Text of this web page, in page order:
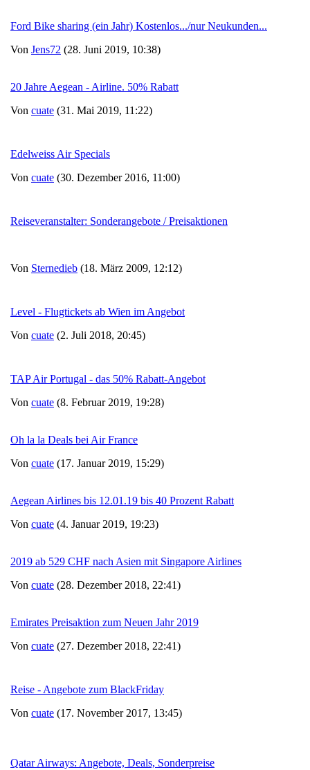
Ford Bike sharing (ein Jahr) Kostenlos.../nur Neukunden...
Von Jens72 (28. Juni 2019, 10:38)
20 Jahre Aegean - Airline. 50% Rabatt
Von cuate (31. Mai 2019, 11:22)
Edelweiss Air Specials
Von cuate (30. Dezember 2016, 11:00)
Reiseveranstalter: Sonderangebote / Preisaktionen
Von Sternedieb (18. März 2009, 12:12)
Level - Flugtickets ab Wien im Angebot
Von cuate (2. Juli 2018, 20:45)
TAP Air Portugal - das 50% Rabatt-Angebot
Von cuate (8. Februar 2019, 19:28)
Oh la la Deals bei Air France
Von cuate (17. Januar 2019, 15:29)
Aegean Airlines bis 12.01.19 bis 40 Prozent Rabatt
Von cuate (4. Januar 2019, 19:23)
2019 ab 529 CHF nach Asien mit Singapore Airlines
Von cuate (28. Dezember 2018, 22:41)
Emirates Preisaktion zum Neuen Jahr 2019
Von cuate (27. Dezember 2018, 22:41)
Reise - Angebote zum BlackFriday
Von cuate (17. November 2017, 13:45)
Qatar Airways: Angebote, Deals, Sonderpreise